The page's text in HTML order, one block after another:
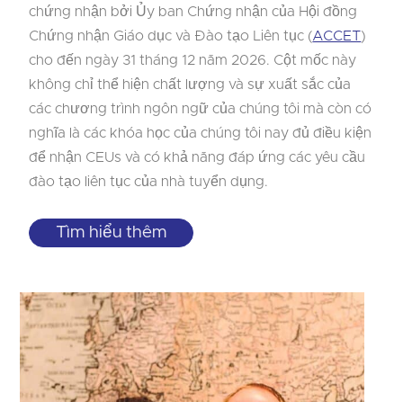
chứng nhận bởi Ủy ban Chứng nhận của Hội đồng
Chứng nhận Giáo dục và Đào tạo Liên tục (ACCET)
cho đến ngày 31 tháng 12 năm 2026. Cột mốc này
không chỉ thể hiện chất lượng và sự xuất sắc của
các chương trình ngôn ngữ của chúng tôi mà còn có
nghĩa là các khóa học của chúng tôi nay đủ điều kiện
để nhận CEUs và có khả năng đáp ứng các yêu cầu
đào tạo liên tục của nhà tuyển dụng.
Tìm hiểu thêm